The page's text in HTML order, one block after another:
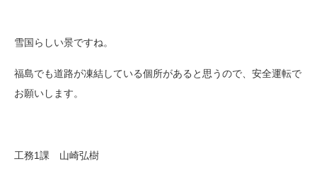
雪国らしい景ですね。
福島でも道路が凍結している個所があると思うので、安全運転で
お願いします。
工務1課 山崎弘樹